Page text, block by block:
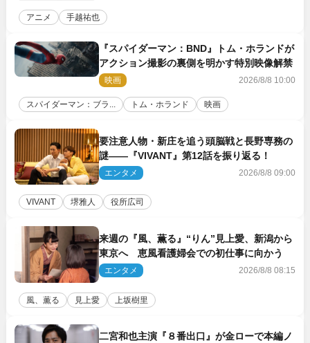
アニメ 手越祐也
『スパイダーマン：BND』トム・ホランドが
アクション撮影の裏側を明かす特別映像解禁
映画 2026/8/8 10:00
スパイダーマン：ブラ... トム・ホランド 映画
要注意人物・新庄を追う頭脳戦と長野専務の
謎――『VIVANT』第12話を振り返る！
エンタメ 2026/8/8 09:00
VIVANT 堺雅人 役所広司
来週の『風、薫る』“りん”見上愛、新潟から
東京へ 恵風看護婦会での初仕事に向かう
エンタメ 2026/8/8 08:15
風、薫る 見上愛 上坂樹里
二宮和也主演『８番出口』が金ローで本編ノ